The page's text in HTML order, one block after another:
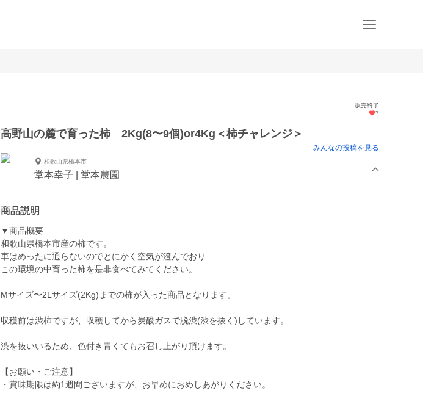
販売終了
7
高野山の麓で育った柿 2Kg(8〜9個)or4Kg＜柿チャレンジ＞
みんなの投稿を見る
和歌山県橋本市
堂本幸子 | 堂本農園
商品説明
▼商品概要
和歌山県橋本市産の柿です。
車はめったに通らないのでとにかく空気が澄んでおり
この環境の中育った柿を是非食べてみてください。
Mサイズ〜2Lサイズ(2Kg)までの柿が入った商品となります。
収穫前は渋柿ですが、収穫してから炭酸ガスで脱渋(渋を抜く)しています。
渋を抜いいるため、色付き青くてもお召し上がり頂けます。
【お願い・ご注意】
・賞味期限は約1週間ございますが、お早めにおめしあがりください。